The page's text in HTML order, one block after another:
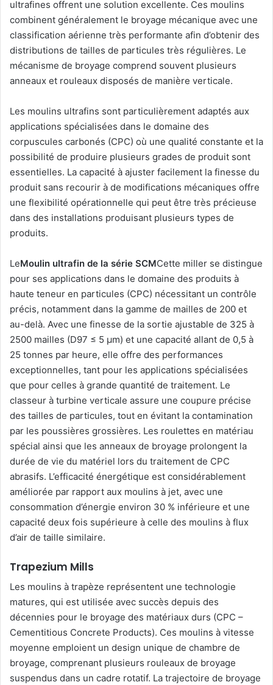
ultrafines offrent une solution excellente. Ces moulins
combinent généralement le broyage mécanique avec une
classification aérienne très performante afin d’obtenir des
distributions de tailles de particules très régulières. Le
mécanisme de broyage comprend souvent plusieurs
anneaux et rouleaux disposés de manière verticale.
Les moulins ultrafins sont particulièrement adaptés aux
applications spécialisées dans le domaine des
corpuscules carbonés (CPC) où une qualité constante et la
possibilité de produire plusieurs grades de produit sont
essentielles. La capacité à ajuster facilement la finesse du
produit sans recourir à de modifications mécaniques offre
une flexibilité opérationnelle qui peut être très précieuse
dans des installations produisant plusieurs types de
produits.
LeMoulin ultrafin de la série SCMCette miller se distingue
pour ses applications dans le domaine des produits à
haute teneur en particules (CPC) nécessitant un contrôle
précis, notamment dans la gamme de mailles de 200 et
au-delà. Avec une finesse de la sortie ajustable de 325 à
2500 mailles (D97 ≤ 5 µm) et une capacité allant de 0,5 à
25 tonnes par heure, elle offre des performances
exceptionnelles, tant pour les applications spécialisées
que pour celles à grande quantité de traitement. Le
classeur à turbine verticale assure une coupure précise
des tailles de particules, tout en évitant la contamination
par les poussières grossières. Les roulettes en matériau
spécial ainsi que les anneaux de broyage prolongent la
durée de vie du matériel lors du traitement de CPC
abrasifs. L’efficacité énergétique est considérablement
améliorée par rapport aux moulins à jet, avec une
consommation d’énergie environ 30 % inférieure et une
capacité deux fois supérieure à celle des moulins à flux
d’air de taille similaire.
Trapezium Mills
Les moulins à trapèze représentent une technologie
matures, qui est utilisée avec succès depuis des
décennies pour le broyage des matériaux durs (CPC –
Cementitious Concrete Products). Ces moulins à vitesse
moyenne emploient un design unique de chambre de
broyage, comprenant plusieurs rouleaux de broyage
suspendus dans un cadre rotatif. La trajectoire de broyage